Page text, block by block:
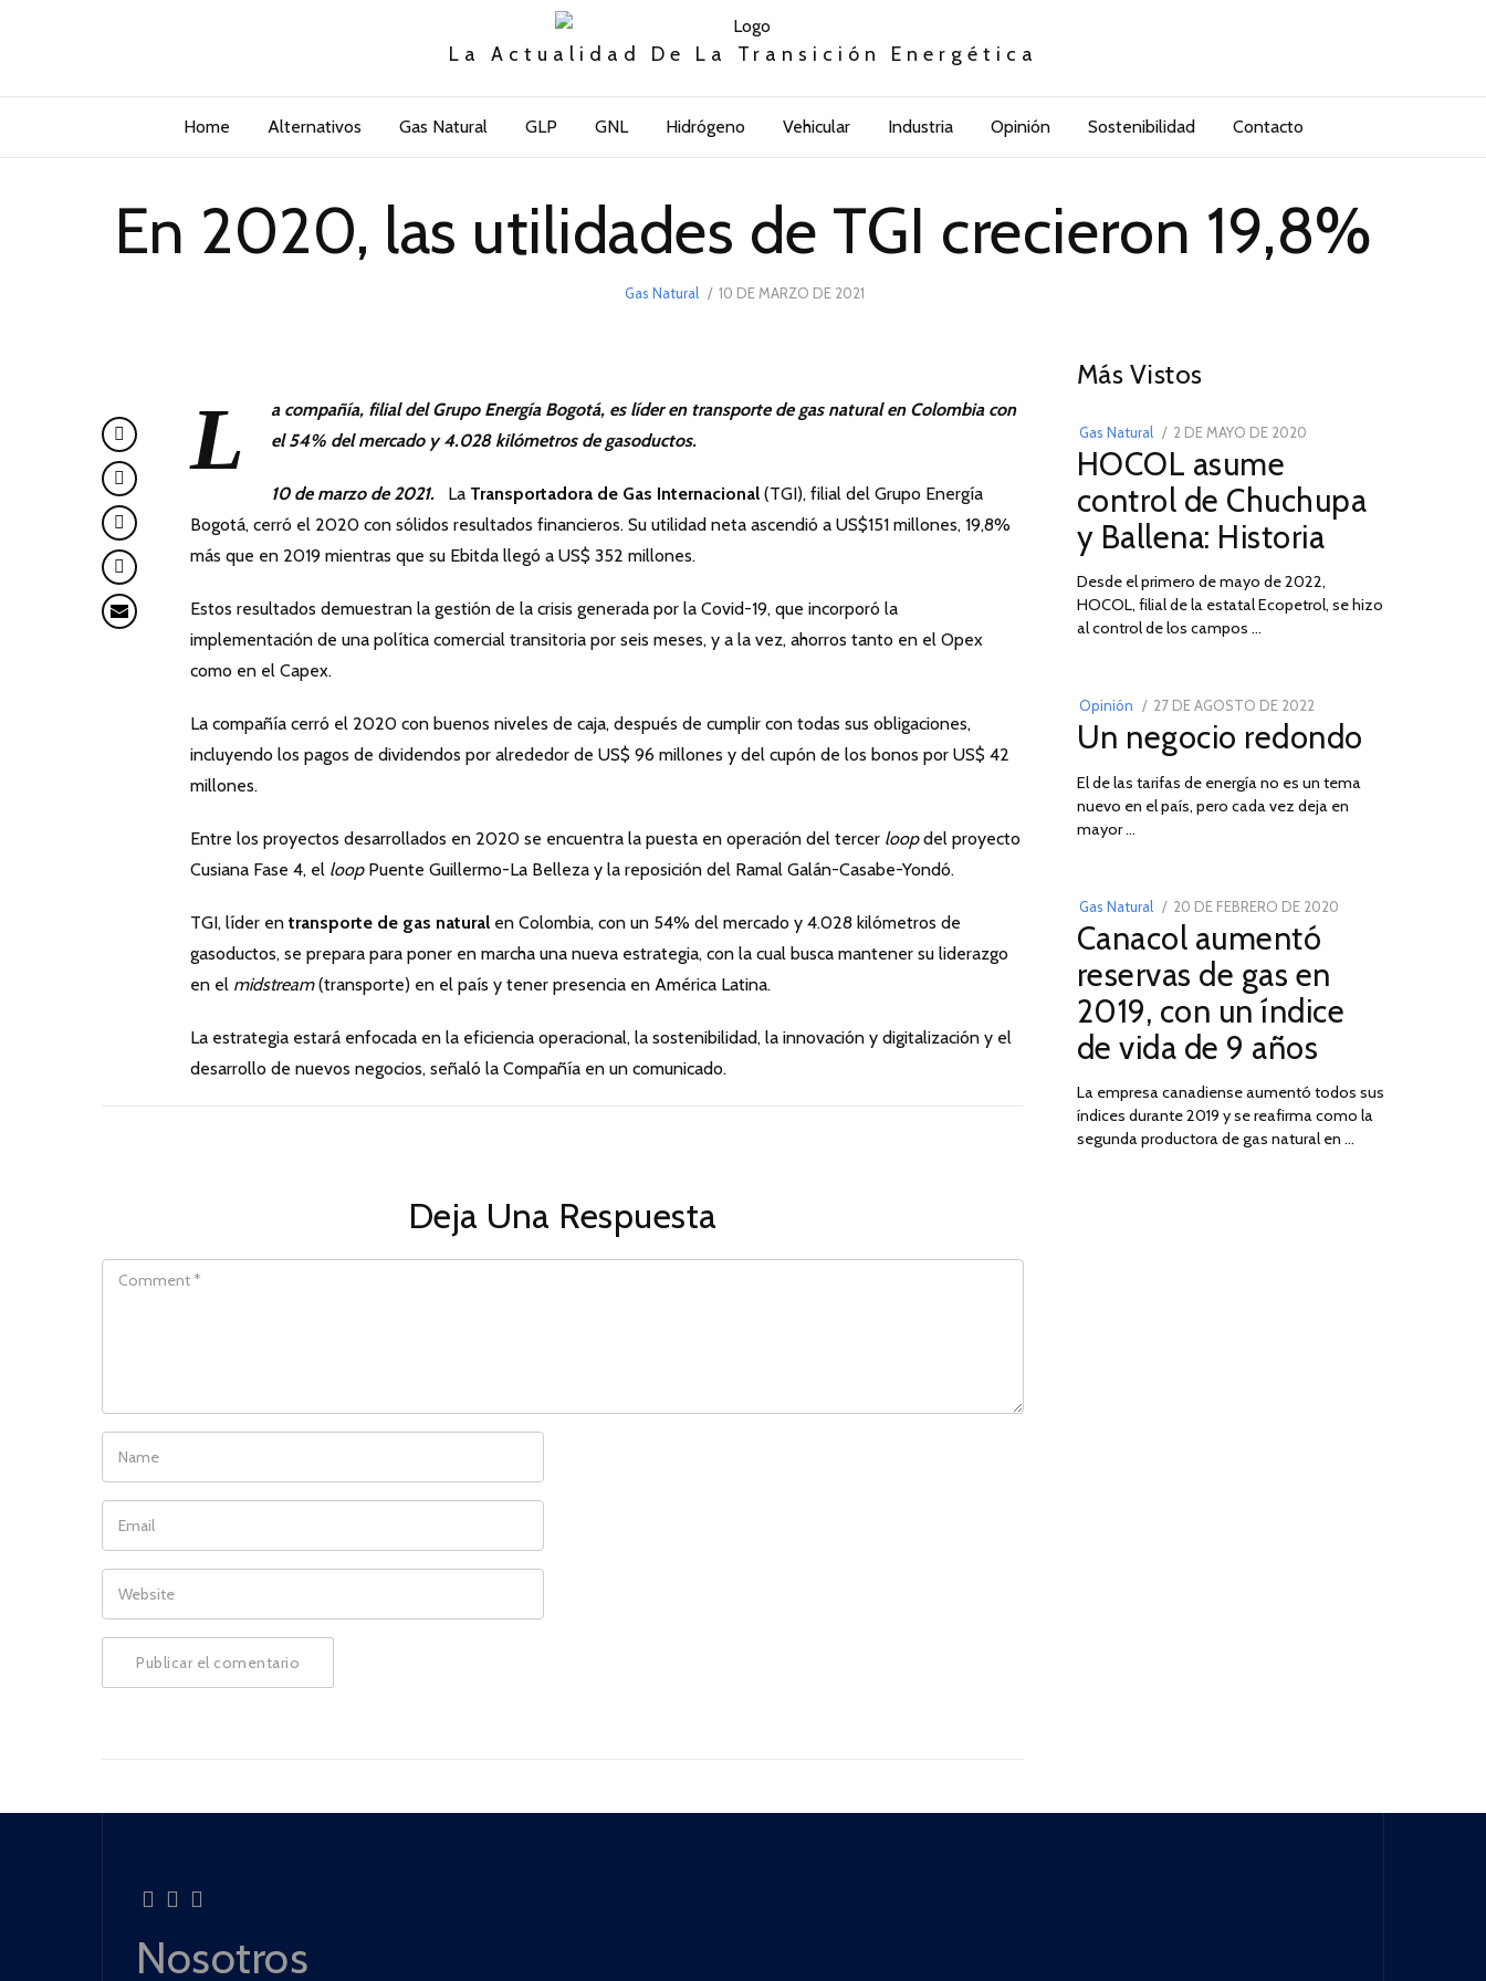
La Actualidad De La Transición Energética
Home Alternativos Gas Natural GLP GNL Hidrógeno Vehicular Industria Opinión Sostenibilidad Contacto
En 2020, las utilidades de TGI crecieron 19,8%
Gas Natural
POSTED
10 DE MARZO DE 2021
L
a compañía, filial del Grupo Energía Bogotá, es líder en transporte de gas natural en Colombia con
el 54% del mercado y 4.028 kilómetros de gasoductos.
10 de marzo de 2021. La Transportadora de Gas Internacional (TGI), filial del Grupo Energía
Bogotá, cerró el 2020 con sólidos resultados financieros. Su utilidad neta ascendió a US$151 millones, 19,8%
más que en 2019 mientras que su Ebitda llegó a US$ 352 millones.
Estos resultados demuestran la gestión de la crisis generada por la Covid-19, que incorporó la
implementación de una política comercial transitoria por seis meses, y a la vez, ahorros tanto en el Opex
como en el Capex.
La compañía cerró el 2020 con buenos niveles de caja, después de cumplir con todas sus obligaciones,
incluyendo los pagos de dividendos por alrededor de US$ 96 millones y del cupón de los bonos por US$ 42
millones.
Entre los proyectos desarrollados en 2020 se encuentra la puesta en operación del tercer loopdel proyecto
Cusiana Fase 4, el loop Puente Guillermo-La Belleza y la reposición del Ramal Galán-Casabe-Yondó.
TGI, líder en transporte de gas natural en Colombia, con un 54% del mercado y 4.028 kilómetros de
gasoductos, se prepara para poner en marcha una nueva estrategia, con la cual busca mantener su liderazgo
en el midstream(transporte) en el país y tener presencia en América Latina.
La estrategia estará enfocada en la eficiencia operacional, la sostenibilidad, la innovación y digitalización y el
desarrollo de nuevos negocios, señaló la Compañía en un comunicado.
Deja Una Respuesta
COMMENT
NAME
EMAIL
WEBSITE
Más Vistos
Gas Natural
POSTED
ON
2 DE MAYO DE 2020
DE
2026
HOCOL asume
control de Chuchupa
y Ballena: Historia
Desde el primero de mayo de 2022,
HOCOL, filial de la estatal Ecopetrol, se hizo
al control de los campos …
Opinión
POSTED
ON
27 DE AGOSTO DE 202230
DE
DE
2022
Un negocio redondo
El de las tarifas de energía no es un tema
nuevo en el país, pero cada vez deja en
mayor …
03
Gas Natural
POSTED
ON
20 DE FEBRERO DE 2020
2025
Canacol aumentó
reservas de gas en
2019, con un índice
de vida de 9 años
La empresa canadiense aumentó todos sus
índices durante 2019 y se reafirma como la
segunda productora de gas natural en …
Nosotros